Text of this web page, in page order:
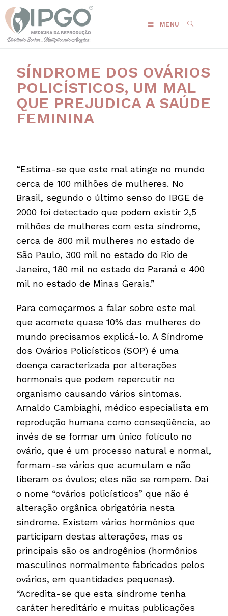
MENU
SÍNDROME DOS OVÁRIOS
POLICÍSTICOS, UM MAL
QUE PREJUDICA A SAÚDE
FEMININA
“Estima-se que este mal atinge no mundo
cerca de 100 milhões de mulheres. No
Brasil, segundo o último senso do IBGE de
2000 foi detectado que podem existir 2,5
milhões de mulheres com esta síndrome,
cerca de 800 mil mulheres no estado de
São Paulo, 300 mil no estado do Rio de
Janeiro, 180 mil no estado do Paraná e 400
mil no estado de Minas Gerais.”
Para começarmos a falar sobre este mal
que acomete quase 10% das mulheres do
mundo precisamos explicá-lo. A Síndrome
dos Ovários Policísticos (SOP) é uma
doença caracterizada por alterações
hormonais que podem repercutir no
organismo causando vários sintomas.
Arnaldo Cambiaghi, médico especialista em
reprodução humana como conseqüência, ao
invés de se formar um único folículo no
ovário, que é um processo natural e normal,
formam-se vários que acumulam e não
liberam os óvulos; eles não se rompem. Daí
o nome “ovários policísticos” que não é
alteração orgânica obrigatória nesta
síndrome. Existem vários hormônios que
participam destas alterações, mas os
principais são os androgênios (hormônios
masculinos normalmente fabricados pelos
ovários, em quantidades pequenas).
“Acredita-se que esta síndrome tenha
caráter hereditário e muitas publicações